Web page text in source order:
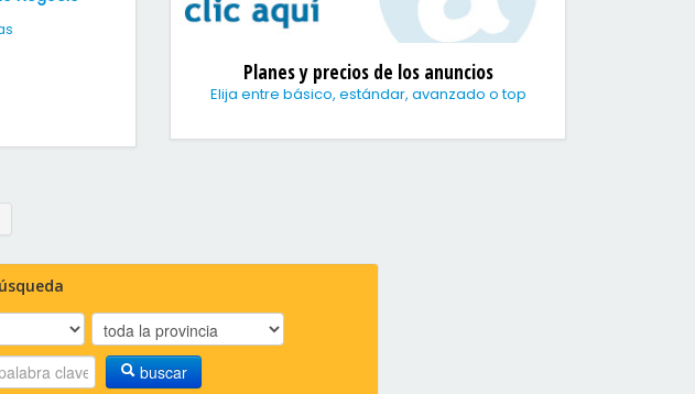
Planes y precios de los anuncios
Elija entre básico, estándar, avanzado o top
buscar